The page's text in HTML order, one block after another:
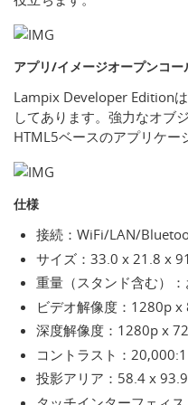
アプリ/イメージオープンコー
Lampix Developer Edition
してあります。強力なオブ
HTML5ベースのアプリケー
仕様
接続：WiFi/LAN/
サイズ：33.0 x 21.8 x
重量（スタンド含む）
ビデオ解像度：1280p x
深度解像度：1280p x
コントラスト：20,000:1
投影アリア：58.4 x